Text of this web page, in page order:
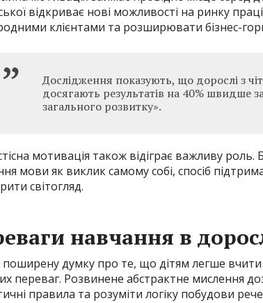
відкриває нові можливості на ринку
клієнтами та розширювати бізнес-
Дослідження показують, що дорослі з
досягають результатів на 40% швидше
загального розвитку».
мотивація також відіграє важливу
мови як виклик самому собі, спосіб
світогляд.
навчання в
думку про те, що дітям легше
переваг. Розвинене абстрактне мислення
правила та розуміти логіку побудови